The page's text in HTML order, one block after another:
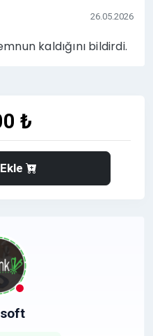
26.05.2026
kaldığını bildirdi.
₺